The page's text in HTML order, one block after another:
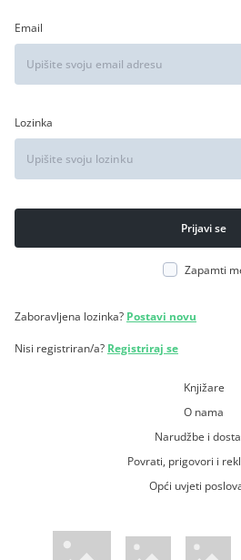
Email
Lozinka
Zapamti
Zaboravljena lozinka? Postavi novu
Nisi registriran/a? Registriraj se
Knjižare
O nama
Narudžbe i
Povrati, prigovori i
Opći uvjeti
WsPay web stranicaMaestro web stranica